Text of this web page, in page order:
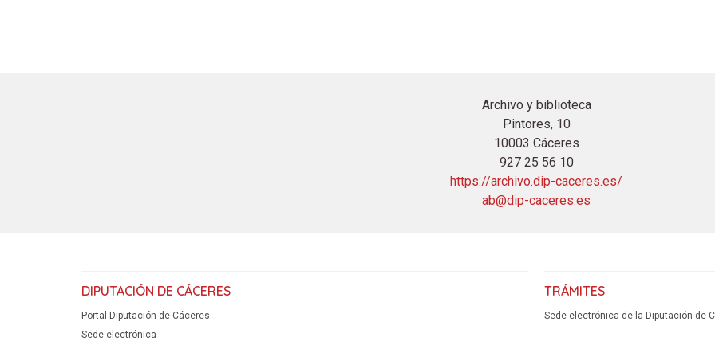
Archivo y biblioteca
Pintores, 10
10003 Cáceres
927 25 56 10
https://archivo.dip-caceres.es/
ab@dip-caceres.es
DIPUTACIÓN DE CÁCERES
Portal Diputación de Cáceres
Sede electrónica
TRÁMITES
Sede electrónica de la Diputación de